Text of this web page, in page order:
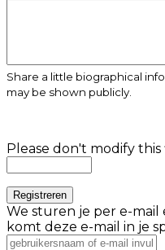
Share a little biographical
may be shown publicly.
Please don't modify this
We sturen je per e-mail
komt deze e-mail in je